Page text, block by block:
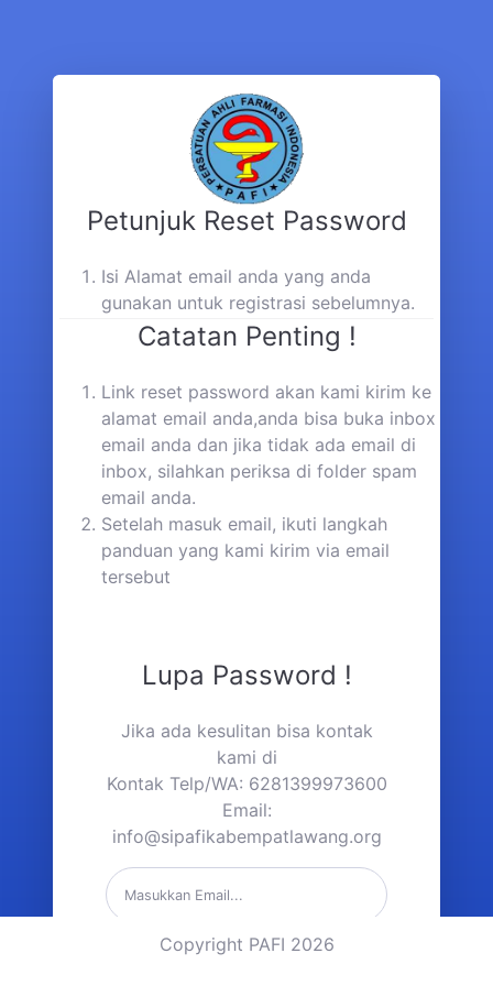
Petunjuk Reset Password
Isi Alamat email anda yang anda
gunakan untuk registrasi sebelumnya.
Catatan Penting !
Link reset password akan kami kirim ke
alamat email anda,anda bisa buka inbox
email anda dan jika tidak ada email di
inbox, silahkan periksa di folder spam
email anda.
Setelah masuk email, ikuti langkah
panduan yang kami kirim via email
tersebut
Lupa Password !
Jika ada kesulitan bisa kontak
kami di
Kontak Telp/WA: 6281399973600
Email:
info@sipafikabempatlawang.org
Copyright PAFI 2026